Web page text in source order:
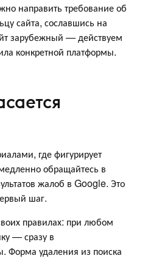
направить требование об
сайта, сославшись на
зарубежный — действуем
конкретной платформы.
где фигурирует
обращайтесь в
жалоб в Google. Это
шаг.
правилах: при любом
— сразу в
Форма удаления из поиска